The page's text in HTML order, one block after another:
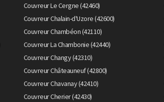
Couvreur Le Cergne (42460)
Couvreur Chalain-d'Uzore (42600)
Couvreur Chambéon (42110)
Couvreur La Chambonie (42440)
Couvreur Changy (42310)
Couvreur Châteauneuf (42800)
Couvreur Chavanay (42410)
Couvreur Cherier (42430)